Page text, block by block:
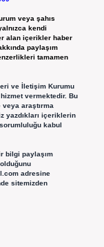
veya şahıs
kendi
alan içerikler haber
paylaşım
tamamen
ve İletişim Kurumu
hizmet vermektedir. Bu
araştırma
yazdıkları içeriklerin
kabul
bilgi paylaşım
adresine
sitemizden